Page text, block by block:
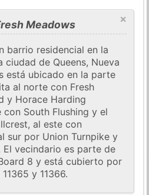
×
Meadows
barrio residencial en la
ciudad de Queens, Nueva
está ubicado en la parte
al norte con Fresh
y Horace Harding
con South Flushing y el
al este con
sur por Union Turnpike y
El vecindario es parte de
8 y está cubierto por
y 11366.